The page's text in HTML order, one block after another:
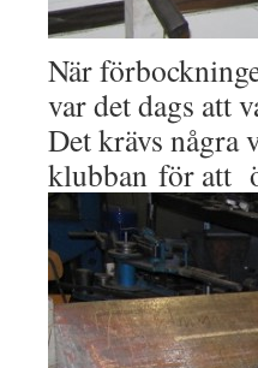
När
var det dags att
Det krävs några
klubban för att